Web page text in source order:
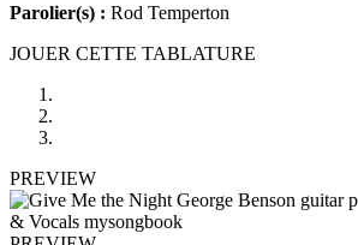
Parolier(s) : Rod Temperton
JOUER CETTE TABLATURE
PREVIEW